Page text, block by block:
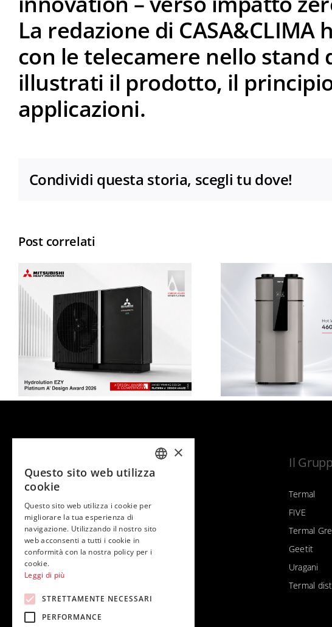
La redazione di
con le telecamere nello stand
illustrati il prodotto, il
applicazioni.
Condividi questa storia, scegli tu dove!
Post correlati
Nuovo Hot Water
Termal 460L R454C:
più accumulo, più
rapidità, più
flessibilità
MCE
aver
Il Mondo MHI
Garanzia e qualità
Privacy e Cookies Policy
EU Data Act
Il
Termal
FIVE
Termal
Geetit
Uragani
Termal
×
Questo sito web utilizza
cookie
Questo sito web utilizza i cookie per
migliorare la tua esperienza di
navigazione. Utilizzando il nostro sito
web acconsenti a tutti i cookie in
conformità con la nostra policy per i
cookie.
Leggi di più
STRETTAMENTE NECESSARI
PERFORMANCE